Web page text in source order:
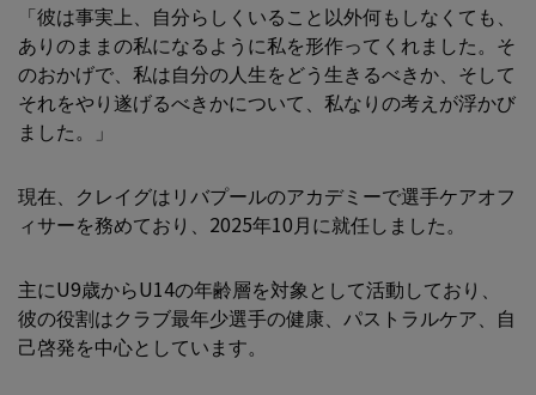
「彼は事実上、自分らしくいること以外何もしなくても、
ありのままの私になるように私を形作ってくれました。そ
のおかげで、私は自分の人生をどう生きるべきか、そして
それをやり遂げるべきかについて、私なりの考えが浮かび
ました。」
現在、クレイグはリバプールのアカデミーで選手ケアオフ
ィサーを務めており、2025年10月に就任しました。
主にU9歳からU14の年齢層を対象として活動しており、
彼の役割はクラブ最年少選手の健康、パストラルケア、自
己啓発を中心としています。